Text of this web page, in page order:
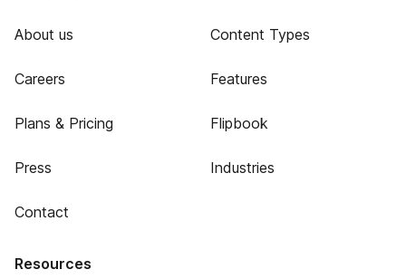
About us
Careers
Plans & Pricing
Press
Contact
Content Types
Features
Flipbook
Industries
Resources